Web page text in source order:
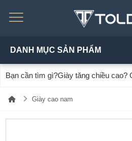
DANH MỤC SẢN PHẨM
Giày cao nam